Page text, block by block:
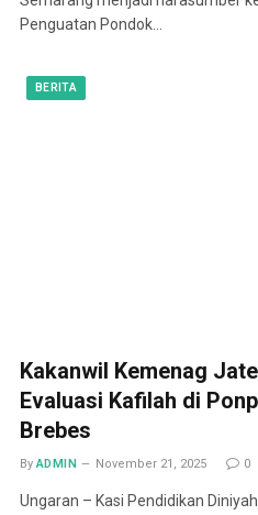
Penguatan Pondok…
BERITA
Kakanwil Kemenag
Evaluasi Kafilah di
Brebes
By ADMIN November 21, 2025 0
Ungaran – Kasi Pendidikan